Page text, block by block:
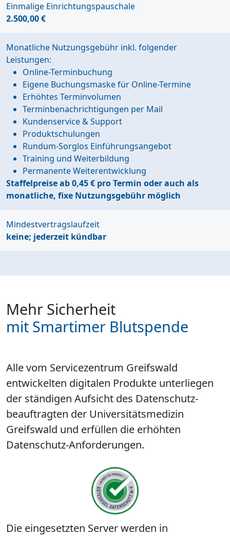
Einmalige Einrichtungspauschale
2.500,00 €
Monatliche Nutzungsgebühr inkl. folgender
Leistungen:
Online-Terminbuchung
Eigene Buchungsmaske für Online-Termine
Erhöhtes Terminvolumen
Terminbenachrichtigungen per Mail
Kundenservice & Support
Produktschulungen
Rundum-Sorglos Einführungsangebot
Training und Weiterbildung
Permanente Weiterentwicklung
Staffelpreise ab 0,45 € pro Termin oder auch als
monatliche, fixe Nutzungsgebühr möglich
Mindestvertragslaufzeit
keine; jederzeit kündbar
Mehr Sicherheit
mit Smartimer Blutspende
Alle vom Servicezentrum Greifswald
entwickelten digitalen Produkte unterliegen
der ständigen Aufsicht des Daten­schutz­
beauftragten der Universitäts­medizin
Greifswald und erfüllen die erhöhten
Datenschutz-Anforderungen.
Die eingesetzten Server werden in